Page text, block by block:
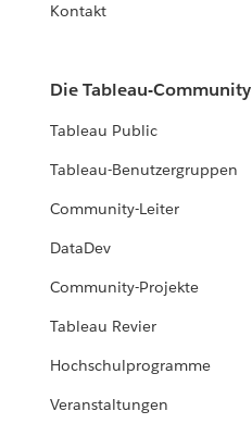
Kontakt
Die Tableau-Community
Tableau Public
Tableau-Benutzergruppen
Community-Leiter
DataDev
Community-Projekte
Tableau Revier
Hochschulprogramme
Veranstaltungen